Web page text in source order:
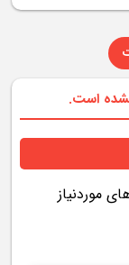
است.
موردنیاز